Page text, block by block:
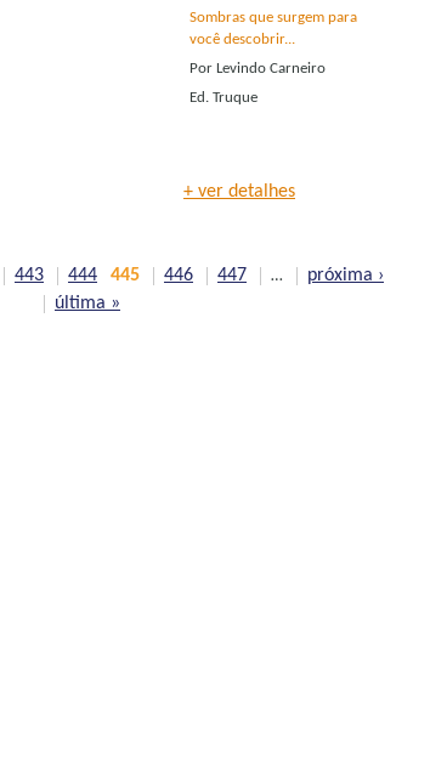
Sombras que surgem para
você descobrir...
Por Levindo Carneiro
Ed. Truque
+ ver detalhes
443 444 445 446 447 …
próxima ›
última »